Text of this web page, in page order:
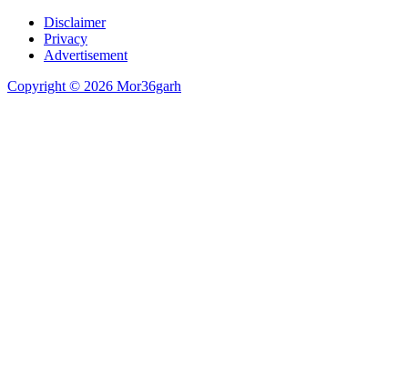
Disclaimer
Privacy
Advertisement
Copyright © 2026 Mor36garh